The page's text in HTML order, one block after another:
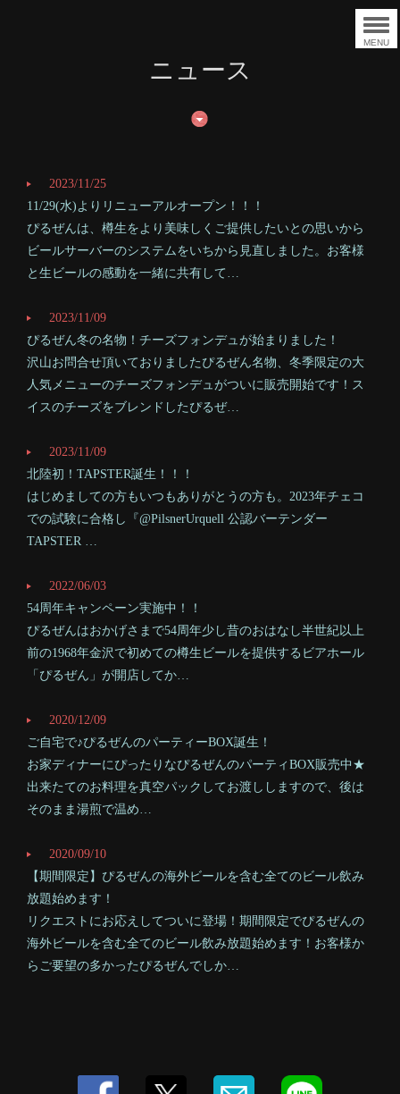
MENU
ニュース
2023/11/25
11/29(水)よりリニューアルオープン！！！
ぴるぜんは、樽生をより美味しくご提供したいとの思いから
ビールサーバーのシステムをいちから見直しました。お客様
と生ビールの感動を一緒に共有して…
2023/11/09
ぴるぜん冬の名物！チーズフォンデュが始まりました！
沢山お問合せ頂いておりましたぴるぜん名物、冬季限定の大
人気メニューのチーズフォンデュがついに販売開始です！ス
イスのチーズをブレンドしたぴるぜ…
2023/11/09
北陸初！TAPSTER誕生！！！
はじめましての方もいつもありがとうの方も。2023年チェコ
での試験に合格し『@PilsnerUrquell 公認バーテンダー
TAPSTER …
2022/06/03
54周年キャンペーン実施中！！
ぴるぜんはおかげさまで54周年少し昔のおはなし半世紀以上
前の1968年金沢で初めての樽生ビールを提供するビアホール
「ぴるぜん」が開店してか…
2020/12/09
ご自宅で♪ぴるぜんのパーティーBOX誕生！
お家ディナーにぴったりなぴるぜんのパーティBOX販売中★
出来たてのお料理を真空パックしてお渡ししますので、後は
そのまま湯煎で温め…
2020/09/10
【期間限定】ぴるぜんの海外ビールを含む全てのビール飲み
放題始めます！
リクエストにお応えしてついに登場！期間限定でぴるぜんの
海外ビールを含む全てのビール飲み放題始めます！お客様か
らご要望の多かったぴるぜんでしか…
https://pilsen.owst.jp/blogs
閉じる